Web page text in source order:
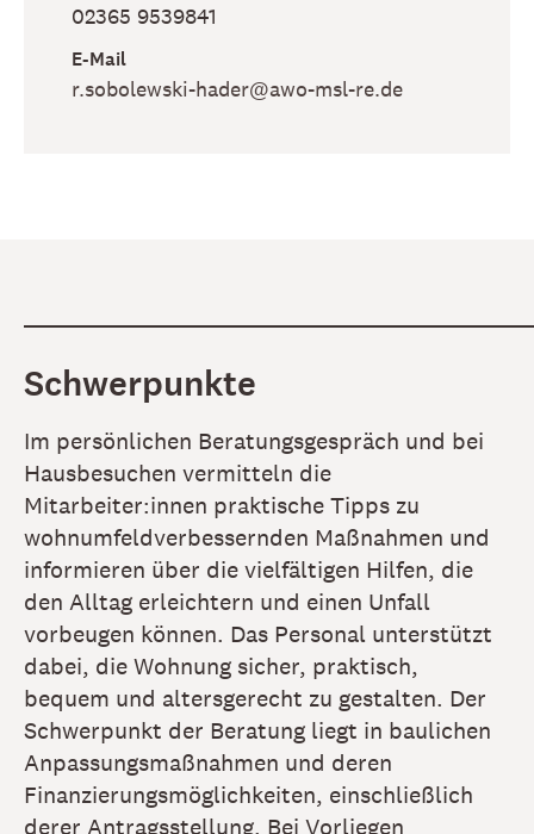
02365 9539841
E-Mail
r​.sobolewski-hader​@awo-msl-re​.de
Schwerpunkte
Im persönlichen Beratungsgespräch und bei
Hausbesuchen vermitteln die
Mitarbeiter:innen praktische Tipps zu
wohnumfeldverbessernden Maßnahmen und
informieren über die vielfältigen Hilfen, die
den Alltag erleichtern und einen Unfall
vorbeugen können. Das Personal unterstützt
dabei, die Wohnung sicher, praktisch,
bequem und altersgerecht zu gestalten. Der
Schwerpunkt der Beratung liegt in baulichen
Anpassungsmaßnahmen und deren
Finanzierungsmöglichkeiten, einschließlich
derer Antragsstellung. Bei Vorliegen